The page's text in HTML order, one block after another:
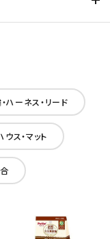
ハーネス・リード
ウス・マット